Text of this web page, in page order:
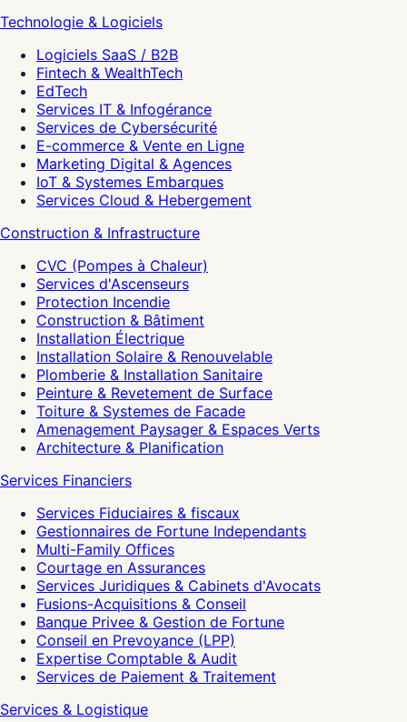
Technologie & Logiciels
Logiciels SaaS / B2B
Fintech & WealthTech
EdTech
Services IT & Infogérance
Services de Cybersécurité
E-commerce & Vente en Ligne
Marketing Digital & Agences
IoT & Systemes Embarques
Services Cloud & Hebergement
Construction & Infrastructure
CVC (Pompes à Chaleur)
Services d'Ascenseurs
Protection Incendie
Construction & Bâtiment
Installation Électrique
Installation Solaire & Renouvelable
Plomberie & Installation Sanitaire
Peinture & Revetement de Surface
Toiture & Systemes de Facade
Amenagement Paysager & Espaces Verts
Architecture & Planification
Services Financiers
Services Fiduciaires & fiscaux
Gestionnaires de Fortune Independants
Multi-Family Offices
Courtage en Assurances
Services Juridiques & Cabinets d'Avocats
Fusions-Acquisitions & Conseil
Banque Privee & Gestion de Fortune
Conseil en Prevoyance (LPP)
Expertise Comptable & Audit
Services de Paiement & Traitement
Services & Logistique